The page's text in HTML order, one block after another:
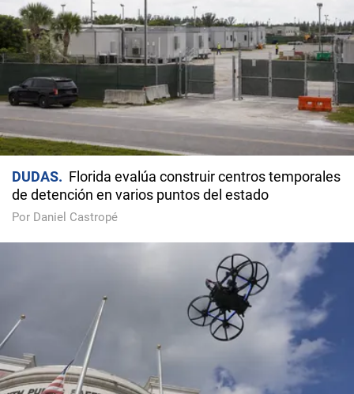
DUDAS
Florida evalúa construir centros temporales
de detención en varios puntos del estado
Por Daniel Castropé